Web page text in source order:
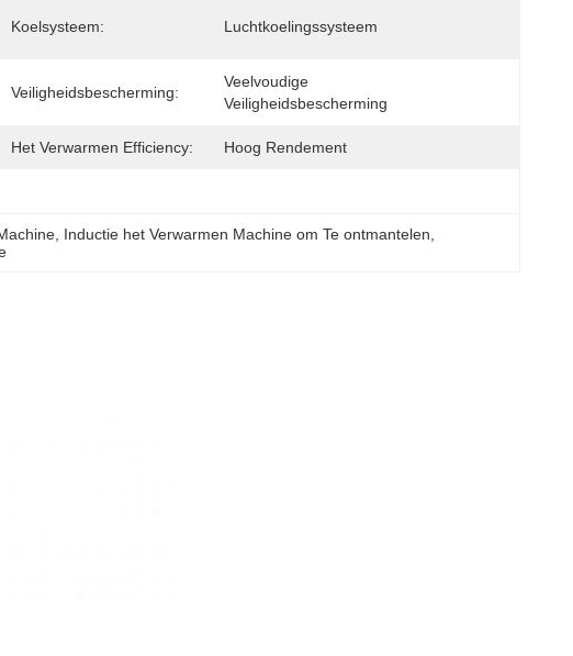
Koelsysteem: Luchtkoelingssysteem
Veiligheidsbescherming:
Veelvoudige
Veiligheidsbescherming
Het Verwarmen Efficiency: Hoog Rendement
Inductie het Verwarmen Machine om Te ontmantelen